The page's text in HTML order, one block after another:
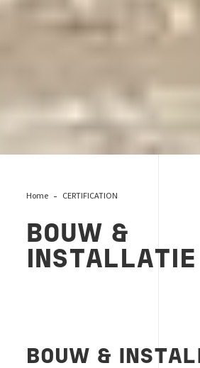
Home CERTIFICATION
BOUW &
INSTALLATIE
BOUW &